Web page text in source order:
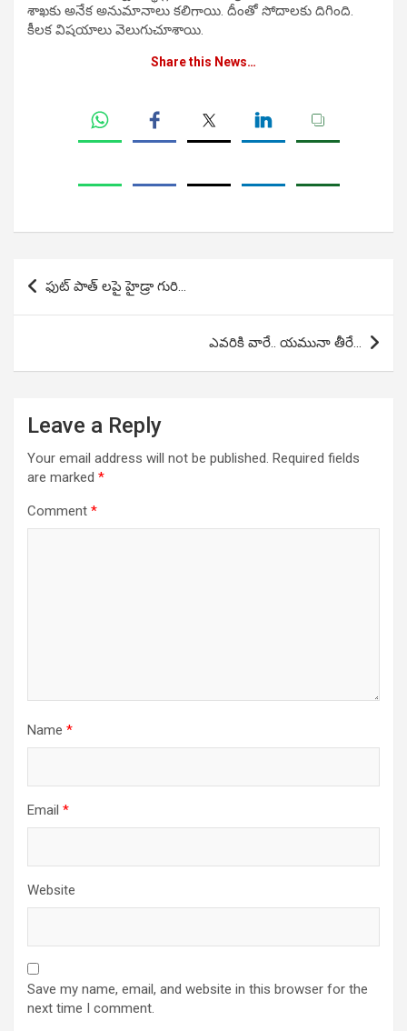
శాఖకు అనేక అనుమానాలు కలిగాయి. దీంతో సోదాలకు దిగింది.
కీలక విషయాలు వెలుగుచూశాయి.
Share this News…
Post
navigation
ఫుట్ పాత్ లపై హైడ్రా గురి…
ఎవరికి వారే.. యమునా తీరే…
Leave a Reply
Your email address will not be published. Required fields
are marked *
Comment *
Name *
Email *
Website
Save my name, email, and website in this browser for the
next time I comment.